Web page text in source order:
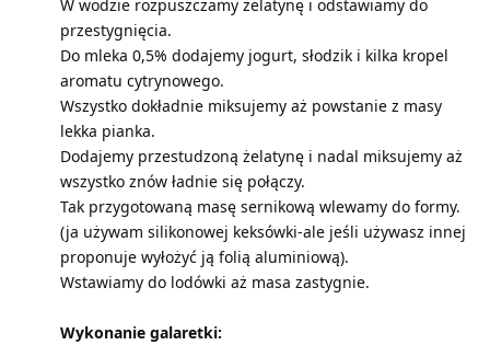
W wodzie rozpuszczamy żelatynę i odstawiamy do
przestygnięcia.
Do mleka 0,5% dodajemy jogurt, słodzik i kilka kropel
aromatu cytrynowego.
Wszystko dokładnie miksujemy aż powstanie z masy
lekka pianka.
Dodajemy przestudzoną żelatynę i nadal miksujemy aż
wszystko znów ładnie się połączy.
Tak przygotowaną masę sernikową wlewamy do formy.
(ja używam silikonowej keksówki-ale jeśli używasz innej
proponuje wyłożyć ją folią aluminiową).
Wstawiamy do lodówki aż masa zastygnie.
Wykonanie galaretki: